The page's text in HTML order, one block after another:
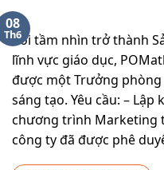
08
Th6Với tầm nhìn trở thành
lĩnh vực giáo dục,
được một Trưởng
sáng tạo. Yêu cầu: – Lập
chương trình Marketing
công ty đã được phê